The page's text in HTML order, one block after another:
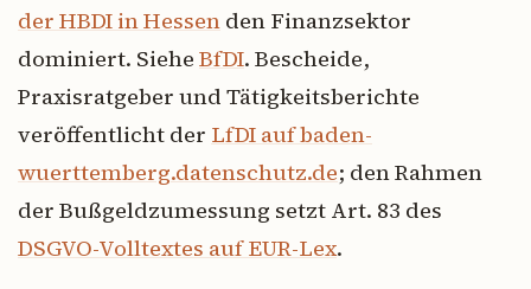
der HBDI in Hessen den Finanzsektor
dominiert. Siehe BfDI. Bescheide,
Praxisratgeber und Tätigkeitsberichte
veröffentlicht der LfDI auf baden-
wuerttemberg.datenschutz.de; den Rahmen
der Bußgeldzumessung setzt Art. 83 des
DSGVO-Volltextes auf EUR-Lex.